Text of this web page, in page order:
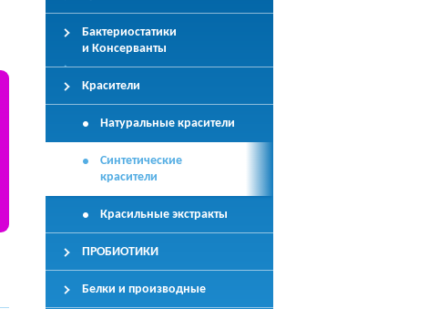
Бактериостатики
и Консерванты
Красители
Натуральные красители
Синтетические
красители
Красильные экстракты
ПРОБИОТИКИ
Белки и производные